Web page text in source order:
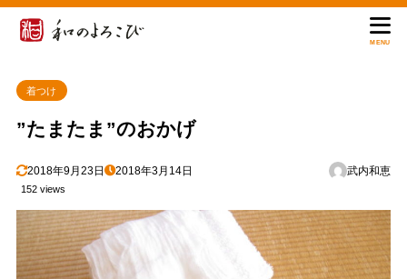
MENU
着つけ
”たまたま”のおかげ
2018年9月23日 2018年3月14日 武内和恵
152 views